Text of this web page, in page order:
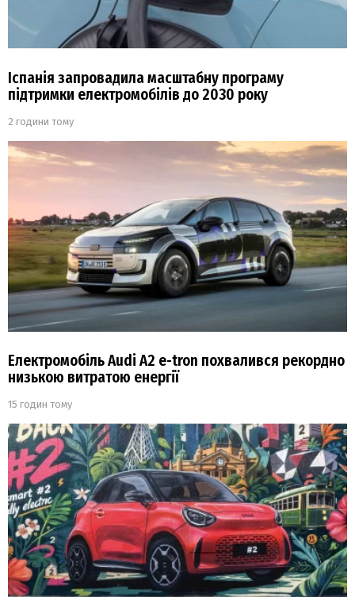
Іспанія запровадила масштабну програму
підтримки електромобілів до 2030 року
2 години тому
Електромобіль Audi A2 e-tron похвалився рекордно
низькою витратою енергії
15 годин тому